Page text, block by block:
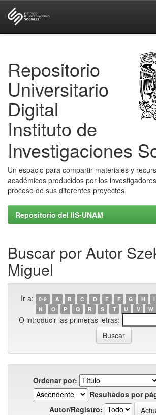
Repositorio
Universitario
Digital
Instituto de
Investigaciones
Un espacio para compartir materiales y
académicos producidos por los
proceso de sus diferentes proyectos.
Repositorio del IIS-UNAM
Buscar por Autor
Miguel
Ir a: 0-9 A B C D E F G H I
N
O P Q R S T U V W
O introducir las primeras letras:
Ordenar por:
Resultados por
Autor/Registro: